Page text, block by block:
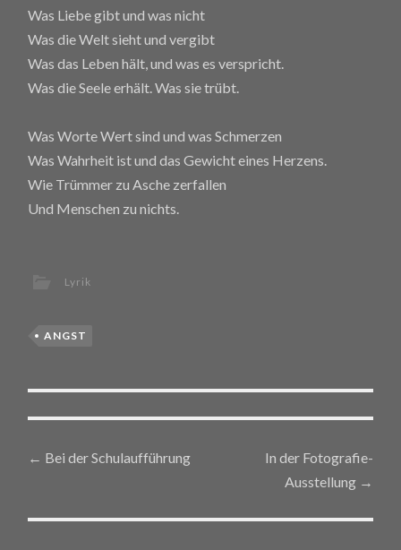
Was Liebe gibt und was nicht
Was die Welt sieht und vergibt
Was das Leben hält, und was es verspricht.
Was die Seele erhält. Was sie trübt.
Was Worte Wert sind und was Schmerzen
Was Wahrheit ist und das Gewicht eines Herzens.
Wie Trümmer zu Asche zerfallen
Und Menschen zu nichts.
Lyrik
ANGST
Post navigation
← Bei der Schulaufführung
In der Fotografie-
Ausstellung →